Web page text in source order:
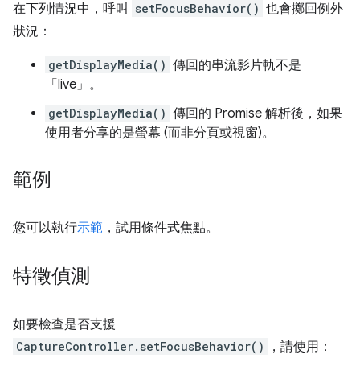
在下列情況中，呼叫 setFocusBehavior() 也會擲回例外
狀況：
getDisplayMedia() 傳回的串流影片軌不是
「live」 。
getDisplayMedia() 傳回的 Promise 解析後，如果
使用者分享的是螢幕 (而非分頁或視窗)。
範例
您可以執行示範 ，試用條件式焦點。
特徵偵測
如要檢查是否支援
CaptureController.setFocusBehavior() ，請使用：